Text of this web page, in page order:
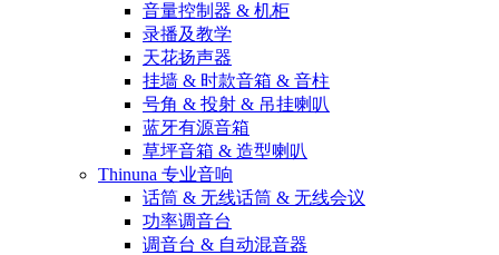
音量控制器 & 机柜
录播及教学
天花扬声器
挂墙 & 时款音箱 & 音柱
号角 & 投射 & 吊挂喇叭
蓝牙有源音箱
草坪音箱 & 造型喇叭
Thinuna 专业音响
话筒 & 无线话筒 & 无线会议
功率调音台
调音台 & 自动混音器